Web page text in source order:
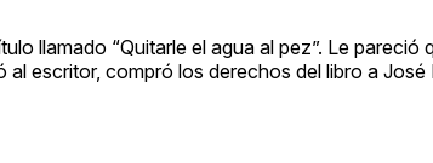
llamado “Quitarle el agua al pez”. Le
escritor, compró los derechos del libro a